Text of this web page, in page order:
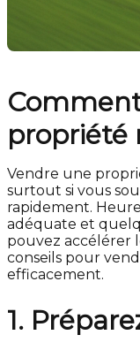
propriété
Vendre une
surtout si vous
rapidement.
adéquate et
pouvez accélérer
conseils pour
efficacement.
1.